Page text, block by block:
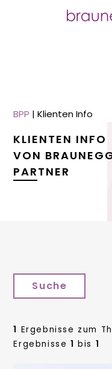
BPP |Klienten Info
KLIENTEN INFO
VON
PARTNER
Suche
1 Ergebnisse zum
Ergebnisse 1 bis 1